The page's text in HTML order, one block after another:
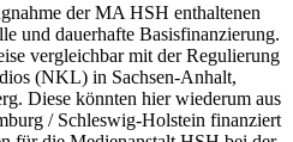
der MA HSH enthaltenen
und dauerhafte Basisfinanzierung.
vergleichbar mit der Regulierung
(NKL) in Sachsen-Anhalt,
Diese könnten hier wiederum aus
/ Schleswig-Holstein finanziert